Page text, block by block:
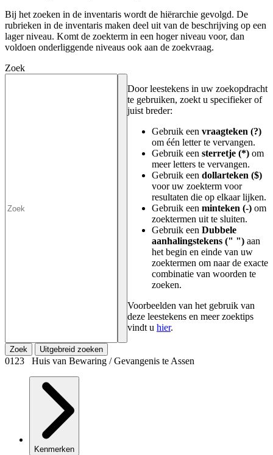
Bij het zoeken in de inventaris wordt de hiërarchie gevolgd. De
rubrieken in de inventaris maken deel uit van de beschrijving op een
lager niveau. Komt de zoekterm in een hoger niveau voor, dan
voldoen onderliggende niveaus ook aan de zoekvraag.
Zoek
Door leestekens in uw zoekopdracht
te gebruiken, zoekt u specifieker of
juist breder:
Gebruik een vraagteken (?)
om één letter te vervangen.
Gebruik een sterretje (*) om
meer letters te vervangen.
Gebruik een dollarteken ($)
voor uw zoekterm voor
resultaten die op elkaar lijken.
Gebruik een minteken (-) om
zoektermen uit te sluiten.
Gebruik een Dubbele
aanhalingstekens (" ") aan
het begin en einde van uw
zoektermen om naar de exacte
combinatie van woorden te
zoeken.
Voorbeelden van het gebruik van
deze leestekens en meer zoektips
vindt u hier.
Zoek Uitgebreid zoeken
0123 Huis van Bewaring / Gevangenis te Assen
Kenmerken